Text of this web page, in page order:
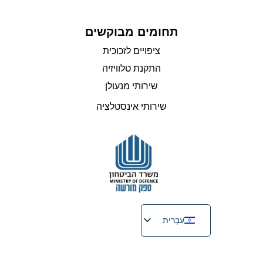
תחומים מבוקשים
ציפויים לזכוכית
התקנת טלוויזיה
שירותי מנעולן
שירותי אינסטלציה
עִבְרִית
English